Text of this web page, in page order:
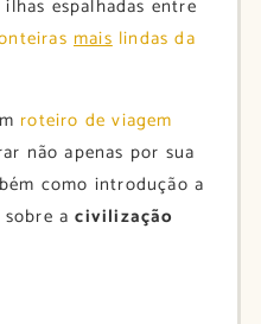
espalhadas entre
maislindas da
roteiro de viagem
não apenas por sua
como introdução a
sobre acivilização